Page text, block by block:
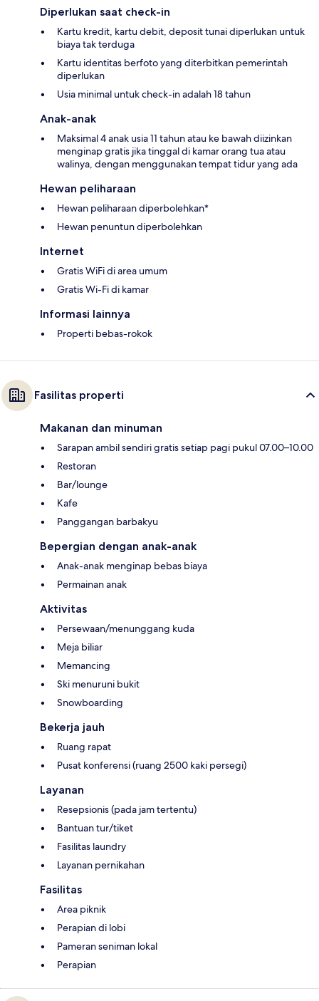
Diperlukan saat check-in
Kartu kredit, kartu debit, deposit tunai diperlukan untuk
biaya tak terduga
Kartu identitas berfoto yang diterbitkan pemerintah
diperlukan
Usia minimal untuk check-in adalah 18 tahun
Anak-anak
Maksimal 4 anak usia 11 tahun atau ke bawah diizinkan
menginap gratis jika tinggal di kamar orang tua atau
walinya, dengan menggunakan tempat tidur yang ada
Hewan peliharaan
Hewan peliharaan diperbolehkan*
Hewan penuntun diperbolehkan
Internet
Gratis WiFi di area umum
Gratis Wi-Fi di kamar
Informasi lainnya
Properti bebas-rokok
Fasilitas properti
Makanan dan minuman
Sarapan ambil sendiri gratis setiap pagi pukul 07.00–10.00
Restoran
Bar/lounge
Kafe
Panggangan barbakyu
Bepergian dengan anak-anak
Anak-anak menginap bebas biaya
Permainan anak
Aktivitas
Persewaan/menunggang kuda
Meja biliar
Memancing
Ski menuruni bukit
Snowboarding
Bekerja jauh
Ruang rapat
Pusat konferensi (ruang 2500 kaki persegi)
Layanan
Resepsionis (pada jam tertentu)
Bantuan tur/tiket
Fasilitas laundry
Layanan pernikahan
Fasilitas
Area piknik
Perapian di lobi
Pameran seniman lokal
Perapian